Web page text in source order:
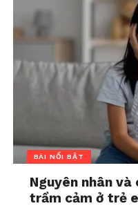
BÀI NỔI BẬT
Nguyên nhân và
trầm cảm ở trẻ